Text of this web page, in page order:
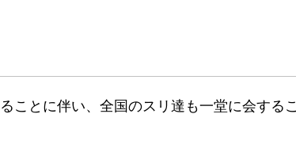
ことに伴い、全国のスリ達も一堂に会するこ